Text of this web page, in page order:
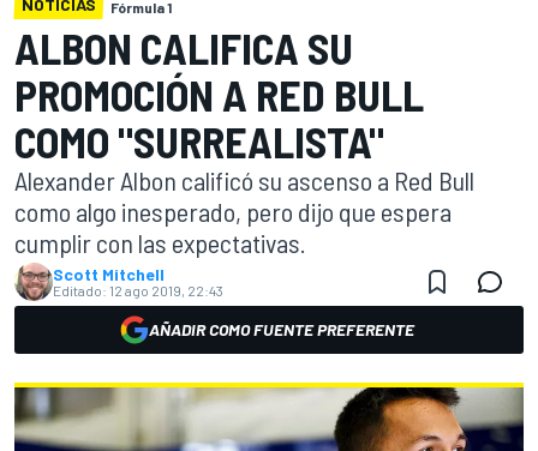
NOTICIAS Fórmula 1
ALBON CALIFICA SU
PROMOCIÓN A RED BULL
COMO "SURREALISTA"
Alexander Albon calificó su ascenso a Red Bull
como algo inesperado, pero dijo que espera
cumplir con las expectativas.
Scott Mitchell
Editado: 12 ago 2019, 22:43
AÑADIR COMO FUENTE PREFERENTE